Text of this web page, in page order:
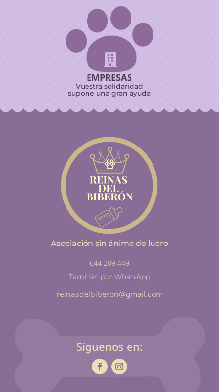

EMPRESAS
Vuestra solidaridad
supone una gran ayuda
Asociación sin ánimo de lucro
644 209 449
También por WhatsApp
reinasdelbiberon@gmail.com
Síguenos en: